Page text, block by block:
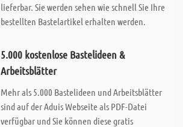
lieferbar. Sie werden sehen wie schnell Sie Ihre
bestellten Bastelartikel erhalten werden.
5.000 kostenlose Bastelideen &
Arbeitsblätter
Mehr als 5.000 Bastelideen und Arbeitsblätter
sind auf der Aduis Webseite als PDF-Datei
verfügbar und Sie können diese gratis